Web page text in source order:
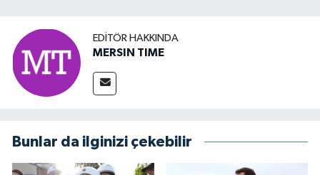
EDITÖR HAKKINDA
MERSIN TIME
Bunlar da ilginizi çekebilir